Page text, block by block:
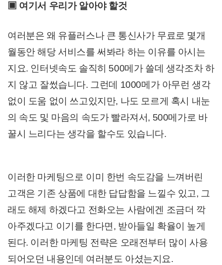
▣ 여기서 우리가 알아야 할것
여러분은 왜 유플러스나 큰 통신사가 무료로 몇개
월동안 해당 서비스를 써봐라 하는 이유를 아시는
지요. 인터넷속도 솔직히 500메가 쓸데 생각조차 하
지 않고 잘썼습니다. 그런데 1000메가 아무런 생각
없이 도움 없이 쓰고있지만, 나도 모르게 혹시 내눈
의 속도 및 마음의 속도가 빨라져서, 500메가로 바
꿀시 느리다는 생각을 할수도 있습니다.
이러한 마케팅으로 이미 한번 속도감을 느껴버린
고객은 기존 상품에 대한 답답함을 느낄수 있고, 그
래도 해제 하겠다고 전화오는 사람에겐 조금더 깍
아주겠다고 이기를 한다면, 받아들일 확율이 높게
된다. 이러한 마케팅 전략은 오래전부터 많이 사용
되어오던 내용인데 여러분도 아셨는지요.